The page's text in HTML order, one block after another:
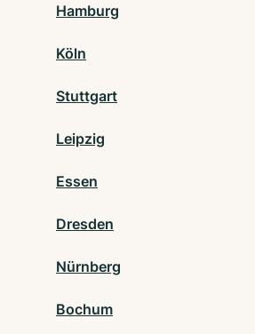
Hamburg
Köln
Stuttgart
Leipzig
Essen
Dresden
Nürnberg
Bochum